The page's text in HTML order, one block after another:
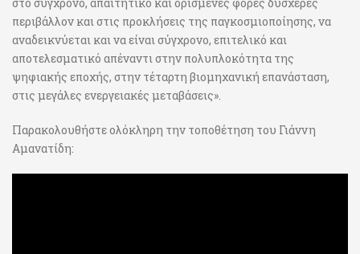
στο σύγχρονο, απαιτητικό και ορισμένες φορές δυσχερές
περιβάλλον και στις προκλήσεις της παγκοσμιοποίησης, να
αναδεικνύεται και να είναι σύγχρονο, επιτελικό και
αποτελεσματικό απέναντι στην πολυπλοκότητα της
ψηφιακής εποχής, στην τέταρτη βιομηχανική επανάσταση,
στις μεγάλες ενεργειακές μεταβάσεις».
Παρακολουθήστε ολόκληρη την τοποθέτηση του Γιάννη
Αμανατίδη: